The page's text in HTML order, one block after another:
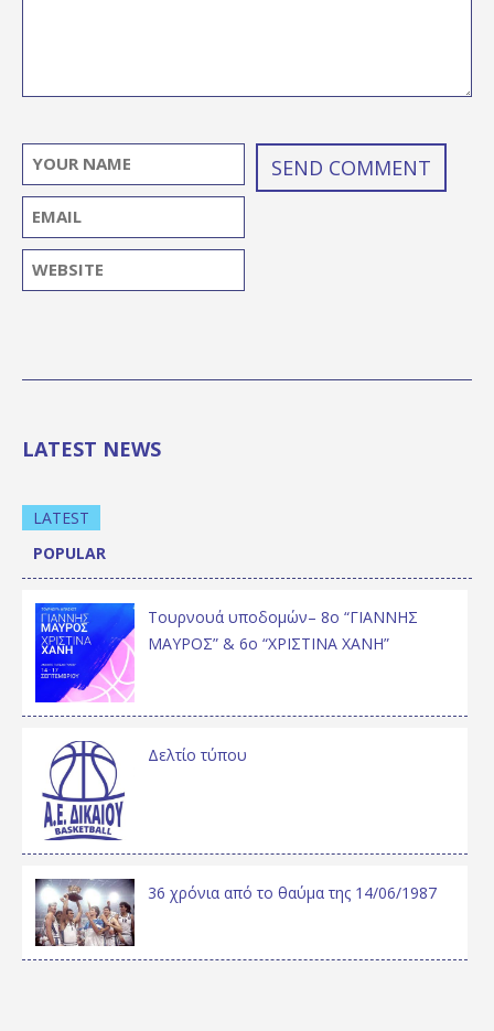
LATEST NEWS
LATEST
POPULAR
Τουρνουά υποδομών– 8ο “ΓΙΑΝΝΗΣ
ΜΑΥΡΟΣ” & 6ο “ΧΡΙΣΤΙΝΑ ΧΑΝΗ”
Δελτίο τύπου
36 χρόνια από το θαύμα της 14/06/1987